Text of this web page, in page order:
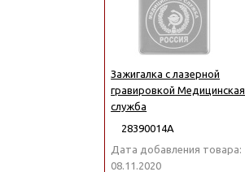
Зажигалка с лазерной
гравировкой Медицинская
служба
28390014А
Дата добавления товара:
08.11.2020